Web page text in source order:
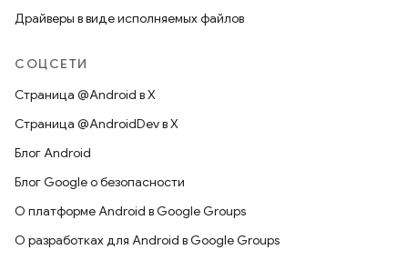
Драйверы в виде исполняемых файлов
СОЦСЕТИ
Страница @Android в X
Страница @AndroidDev в X
Блог Android
Блог Google о безопасности
О платформе Android в Google Groups
О разработках для Android в Google Groups